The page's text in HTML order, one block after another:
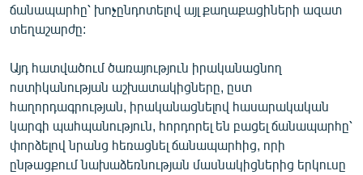
Русский
ՀԵՏԵՎԵՔ ՄԵԶ
«Ազատության» բոլոր կայքերը
ճանապարհը՝ խոչընդոտելով այլ քաղաքացիների ազատ
տեղաշարժը:
Այդ հատվածում ծառայություն իրականացնող
ոստիկանության աշխատակիցները, ըստ
հաղորդագրության, իրականացնելով հասարակական
կարգի պահպանություն, հորդորել են բացել ճանապարհը՝
փորձելով նրանց հեռացնել ճանապարհից, որի
ընթացքում նախաձեռնության մասնակիցներից երկուսը